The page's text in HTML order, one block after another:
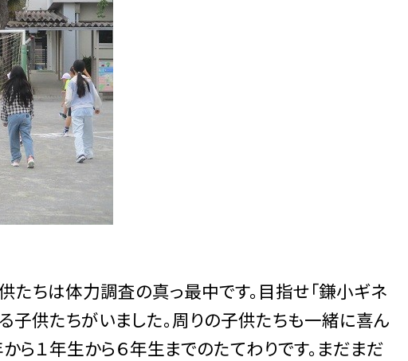
たちは体力調査の真っ最中です。目指せ「鎌小ギネ
子供たちがいました。周りの子供たちも一緒に喜ん
ら１年生から６年生までのたてわりです。まだまだ